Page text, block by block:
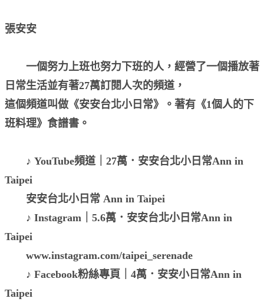
張安安
一個努力上班也努力下班的人，經營了一個播放著
日常生活並有著27萬訂閱人次的頻道，
這個頻道叫做《安安台北小日常》。著有《1個人的下
班料理》食譜書。
♪ YouTube頻道｜27萬．安安台北小日常Ann in
Taipei
安安台北小日常 Ann in Taipei
♪ Instagram｜5.6萬．安安台北小日常Ann in
Taipei
www.instagram.com/taipei_serenade
♪ Facebook粉絲專頁｜4萬．安安小日常Ann in
Taipei